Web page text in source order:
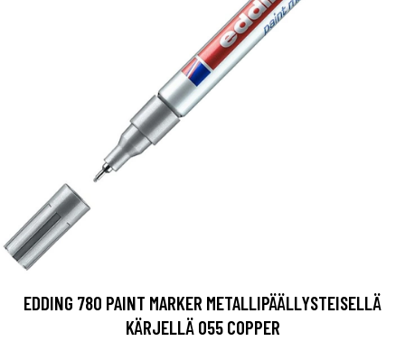
EDDING 780 PAINT MARKER METALLIPÄÄLLYSTEISELLÄ
KÄRJELLÄ 055 COPPER